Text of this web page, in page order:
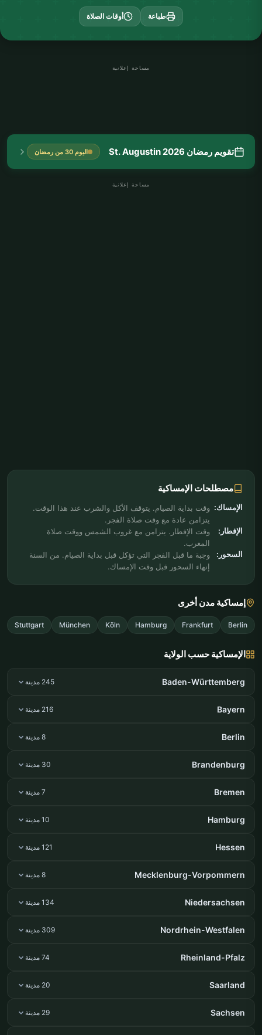
طباعة أوقات الصلاة
مساحة إعلانية
تقويم رمضان St. Augustin 2026 اليوم 30 من رمضان
مساحة إعلانية
مصطلحات الإمساكية
الإمساك: وقت بداية الصيام. يتوقف الأكل والشرب عند هذا الوقت.
يتزامن عادة مع وقت صلاة الفجر.
الإفطار:
وقت الإفطار. يتزامن مع غروب الشمس ووقت صلاة
المغرب.
السحور:
وجبة ما قبل الفجر التي تؤكل قبل بداية الصيام. من السنة
إنهاء السحور قبل وقت الإمساك.
إمساكية مدن أخرى
Berlin
Frankfurt
Hamburg
Köln
München
Stuttgart
الإمساكية حسب الولاية
Baden-Württemberg 245 مدينة
Bayern 216 مدينة
Berlin 8 مدينة
Brandenburg 30 مدينة
Bremen 7 مدينة
Hamburg 10 مدينة
Hessen 121 مدينة
Mecklenburg-Vorpommern 8 مدينة
Niedersachsen 134 مدينة
Nordrhein-Westfalen 309 مدينة
Rheinland-Pfalz 74 مدينة
Saarland 20 مدينة
Sachsen 29 مدينة